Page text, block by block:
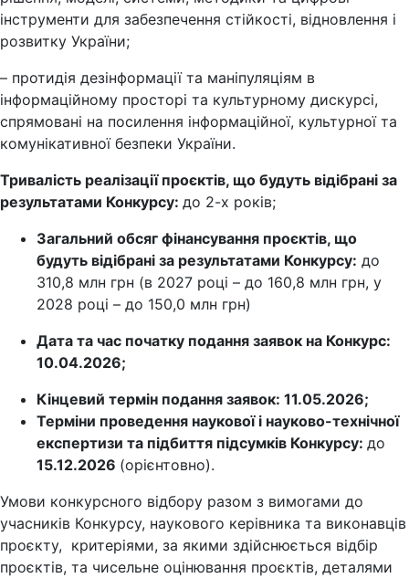
інструменти для забезпечення стійкості, відновлення і
розвитку України;
– протидія дезінформації та маніпуляціям в
інформаційному просторі та культурному дискурсі,
спрямовані на посилення інформаційної, культурної та
комунікативної безпеки України.
Тривалість реалізації проєктів, що будуть відібрані за
результатами Конкурсу: до 2-х років;
Загальний обсяг фінансування проєктів, що
будуть відібрані за результатами Конкурсу: до
310,8 млн грн (в 2027 році – до 160,8 млн грн, у
2028 році – до 150,0 млн грн)
Дата та час початку подання заявок на Конкурс:
10.04.2026;
Кінцевий термін подання заявок: 11.05.2026;
Терміни проведення наукової і науково-технічної
експертизи та підбиття підсумків Конкурсу: до
15.12.2026 (орієнтовно).
Умови конкурсного відбору разом з вимогами до
учасників Конкурсу, наукового керівника та виконавців
проєкту, критеріями, за якими здійснюється відбір
проєктів, та чисельне оцінювання проєктів, деталями